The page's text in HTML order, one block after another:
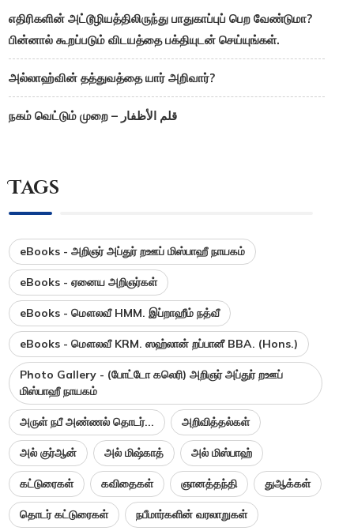
எதிரிகளின் அட்டூழியத்திலிருந்து பாதுகாப்புப் பெற வேண்டுமா?
பின்னால் கூறப்படும் விடயத்தை பக்தியுடன் செய்யுங்கள்.
அல்லாஹ்வின் தத்துவத்தை யார் அறிவார்?
நகம் வெட்டும் முறை – قلم الأظفار
Tags
eBooks - அறிஞர் அப்துர் றஊப் மிஸ்பாஹீ நாயகம்
eBooks - ஏனைய அறிஞர்கள்
eBooks - மௌலவீ HMM. இப்றாஹீம் நத்வீ
eBooks - மௌலவீ KRM. ஸஹ்லான் றப்பானீ BBA. (Hons.)
Photo Gallery - (போட்டோ கலெரி) அறிஞர் அப்துர் றஊப்
மிஸ்பாஹீ நாயகம்
அருள் நபீ அண்ணல் தொடர்... அறிவித்தல்கள்
அல் குர்ஆன் அல் மிஷ்காத் அல் மிஸ்பாஹ்
கட்டுரைகள் கவிதைகள் ஞானத்தந்தி துஆக்கள்
தொடர் கட்டுரைகள் நபீமார்களின் வரலாறுகள்